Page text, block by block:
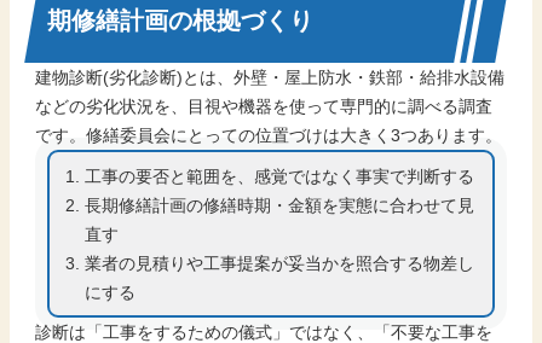
期修繕計画の根拠づくり
建物診断(劣化診断)とは、外壁・屋上防水・鉄部・給排水設備
などの劣化状況を、目視や機器を使って専門的に調べる調査
です。修繕委員会にとっての位置づけは大きく3つあります。
工事の要否と範囲を、感覚ではなく事実で判断する
長期修繕計画の修繕時期・金額を実態に合わせて見
直す
業者の見積りや工事提案が妥当かを照合する物差し
にする
診断は「工事をするための儀式」ではなく、「不要な工事を